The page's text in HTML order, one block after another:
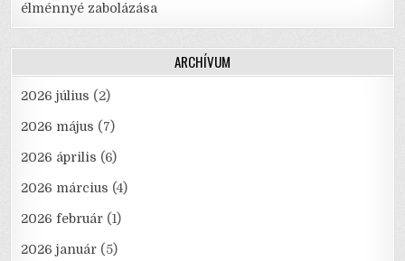
élménnyé zabolázása
ARCHÍVUM
2026 július (2)
2026 május (7)
2026 április (6)
2026 március (4)
2026 február (1)
2026 január (5)